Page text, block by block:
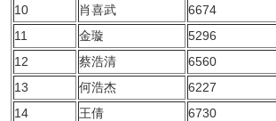
10
肖喜武
6674
11
金璇
5296
12
蔡浩清
6560
13
何浩杰
6227
14
王倩
6730